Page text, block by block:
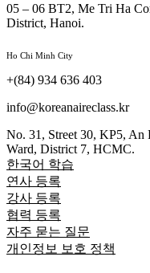
05 – 06 BT2, Me Tri Ha
District, Hanoi.
Ho Chi Minh City
+(84) 934 636 403
info@koreanaireclass.kr
No. 31, Street 30, KP5, An
Ward, District 7, HCMC.
한국어 학습
연사 등록
강사 등록
협력 등록
자주 묻는 질문
개인정보 보호 정책